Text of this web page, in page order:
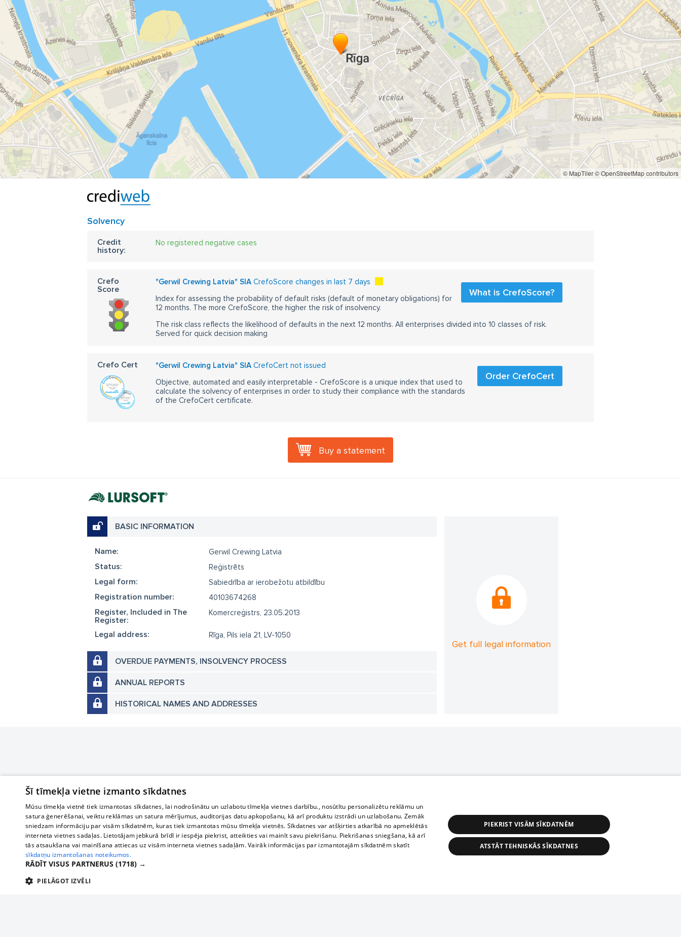
© MapTiler© OpenStreetMap contributors
Solvency
Credit
history:
No registered negative cases
Crefo
Score
"Gerwil Crewing Latvia" SIA CrefoScore changes in last 7 days
What is CrefoScore?
Index for assessing the probability of default risks (default of monetary obligations) for
12 months. The more CrefoScore, the higher the risk of insolvency.
The risk class reflects the likelihood of defaults in the next 12 months. All enterprises divided into 10 classes of risk.
Served for quick decision making
Crefo Cert "Gerwil Crewing Latvia" SIA CrefoCert not issued
Order CrefoCert
Objective, automated and easily interpretable - CrefoScore is a unique index that used to
calculate the solvency of enterprises in order to study their compliance with the standards
of the CrefoCert certificate.
Buy a statement
BASIC INFORMATION
Name: Gerwil Crewing Latvia
Status: Reģistrēts
Legal form: Sabiedrība ar ierobežotu atbildību
Registration number: 40103674268
Register, Included in The
Register:
Komercreģistrs, 23.05.2013
Legal address: Rīga, Pils iela 21, LV-1050
OVERDUE PAYMENTS, INSOLVENCY PROCESS
ANNUAL REPORTS
HISTORICAL NAMES AND ADDRESSES
Get full legal information
Šī tīmekļa vietne izmanto sīkdatnes
Mūsu tīmekļa vietnē tiek izmantotas sīkdatnes, lai nodrošinātu un uzlabotu tīmekļa vietnes darbību., nosūtītu personalizētu reklāmu un
satura ģenerēšanai, veiktu reklāmas un satura mērījumus, auditorijas datu apkopošanu, kā arī produktu izstrādi un uzlabošanu. Zemāk
sniedzam informāciju par visām sīkdatnēm, kuras tiek izmantotas mūsu tīmekļa vietnēs. Sīkdatnes var atšķirties atkarībā no apmeklētās
interneta vietnes sadaļas. Lietotājam jebkurā brīdī ir iespēja piekrist, atteikties vai mainīt savu piekrišanu. Piekrišanas sniegšana, kā arī
tās atsaukšana vai mainīšana attiecas uz visām interneta vietnes sadaļām. Vairāk informācijas par izmantotajām sīkdatnēm skatīt
sīkdatņu izmantošanas noteikumos.
RĀDĪT VISUS PARTNERUS (1718) →
PIELĀGOT IZVĒLI
PIEKRIST VISĀM SĪKDATNĒM
ATSTĀT TEHNISKĀS SĪKDATNES